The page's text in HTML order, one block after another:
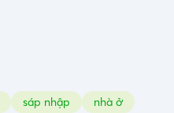
sáp nhập nhà ở